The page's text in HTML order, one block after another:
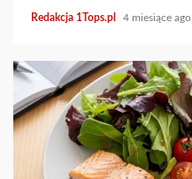
Redakcja 1Tops.pl 4 miesiące ago